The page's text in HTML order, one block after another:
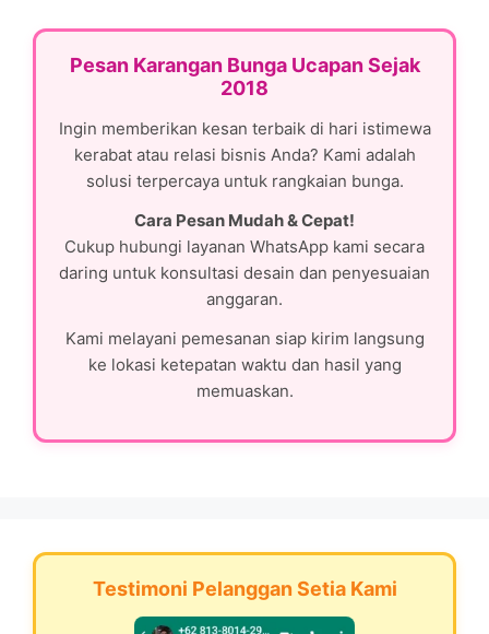
Pesan Karangan Bunga Ucapan Sejak
2018
Ingin memberikan kesan terbaik di hari istimewa
kerabat atau relasi bisnis Anda? Kami adalah
solusi terpercaya untuk rangkaian bunga.
Cara Pesan Mudah & Cepat!
Cukup hubungi layanan WhatsApp kami secara
daring untuk konsultasi desain dan penyesuaian
anggaran.
Kami melayani pemesanan siap kirim langsung
ke lokasi ketepatan waktu dan hasil yang
memuaskan.
Testimoni Pelanggan Setia Kami